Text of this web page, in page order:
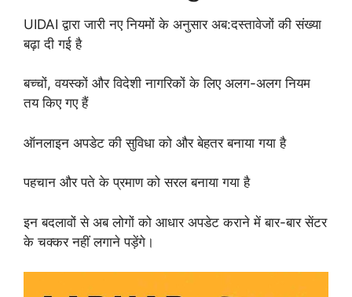
UIDAI द्वारा जारी नए नियमों के अनुसार अब:दस्तावेजों की संख्या
बढ़ा दी गई है
बच्चों, वयस्कों और विदेशी नागरिकों के लिए अलग-अलग नियम
तय किए गए हैं
ऑनलाइन अपडेट की सुविधा को और बेहतर बनाया गया है
पहचान और पते के प्रमाण को सरल बनाया गया है
इन बदलावों से अब लोगों को आधार अपडेट कराने में बार-बार सेंटर
के चक्कर नहीं लगाने पड़ेंगे।